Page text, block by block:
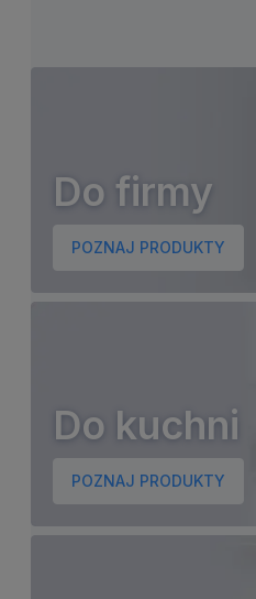
Do firmy
POZNAJ PRODUKTY
Do kuchni
POZNAJ PRODUKTY